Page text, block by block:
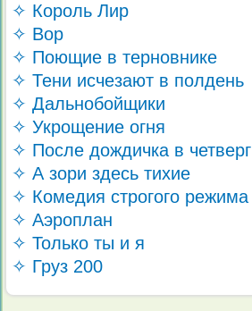
✧ Король Лир
✧ Вор
✧ Поющие в терновнике
✧ Тени исчезают в полдень
✧ Дальнобойщики
✧ Укрощение огня
✧ После дождичка в четверг
✧ А зори здесь тихие
✧ Комедия строгого режима
✧ Аэроплан
✧ Только ты и я
✧ Груз 200